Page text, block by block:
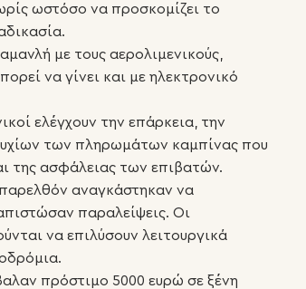
ωστόσο να προσκομίζει το
με τους αερολιμενικούς,
να γίνει και με ηλεκτρονικό
ελέγχουν την επάρκεια, την
των πληρωμάτων καμπίνας που
της ασφάλειας των επιβατών.
αναγκάστηκαν να
παραλείψεις. Οι
να επιλύσουν λειτουργικά
πρόστιμο 5000 ευρώ σε ξένη